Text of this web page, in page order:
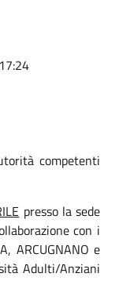
competenti
presso la sede
con i
ARCUGNANO e
Adulti/Anziani